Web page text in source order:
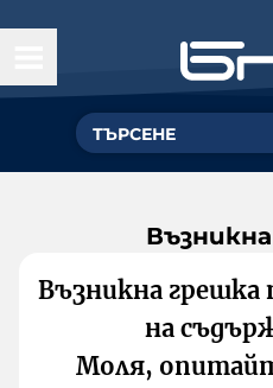
Възникна грешка
на
Моля,